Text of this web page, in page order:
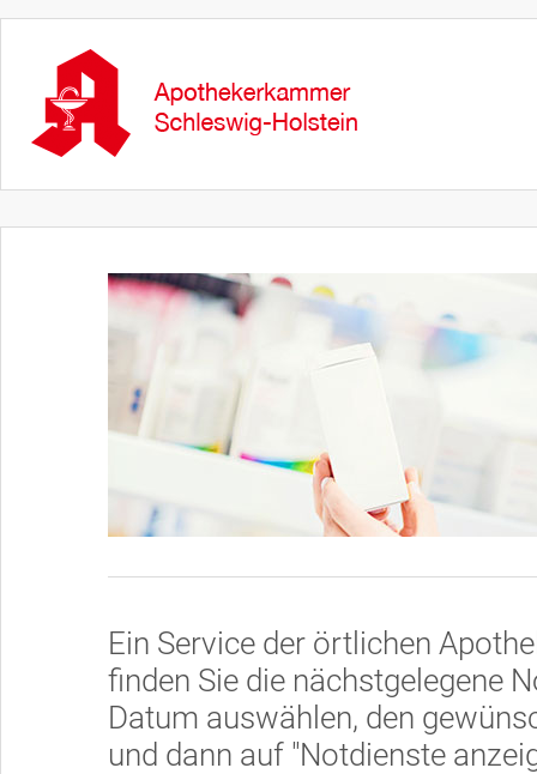
Ein Service der örtlichen
finden Sie die nächstgelegene
Datum auswählen, den
und dann auf "Notdienste